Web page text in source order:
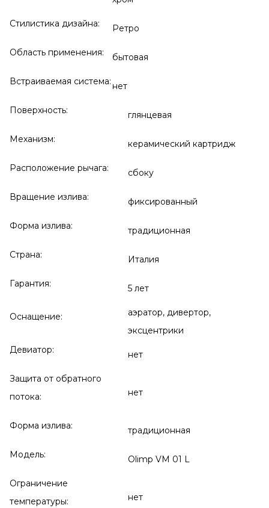
Стилистика дизайна: Ретро
Область применения: бытовая
Встраиваемая система:нет
Поверхность: глянцевая
Механизм: керамический картридж
Расположение рычага: сбоку
Вращение излива: фиксированный
Форма излива: традиционная
Страна: Италия
Гарантия: 5 лет
Оснащение:
аэратор, дивертор,
эксцентрики
Девиатор:
нет
Защита от обратного
потока:
нет
Форма излива: традиционная
Модель: Olimp VM 01 L
Ограничение
температуры:
нет